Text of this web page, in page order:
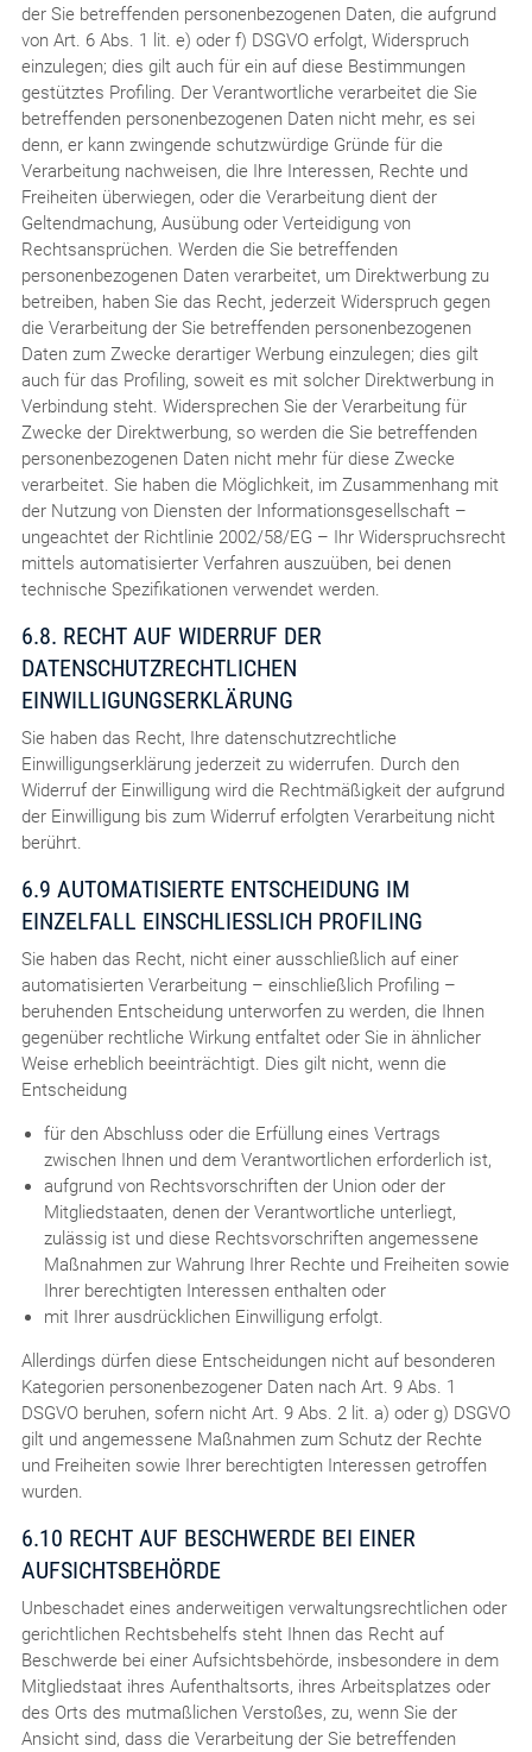
der Sie betreffenden personenbezogenen Daten, die aufgrund
von Art. 6 Abs. 1 lit. e) oder f) DSGVO erfolgt, Widerspruch
einzulegen; dies gilt auch für ein auf diese Bestimmungen
gestütztes Profiling. Der Verantwortliche verarbeitet die Sie
betreffenden personenbezogenen Daten nicht mehr, es sei
denn, er kann zwingende schutzwürdige Gründe für die
Verarbeitung nachweisen, die Ihre Interessen, Rechte und
Freiheiten überwiegen, oder die Verarbeitung dient der
Geltendmachung, Ausübung oder Verteidigung von
Rechtsansprüchen. Werden die Sie betreffenden
personenbezogenen Daten verarbeitet, um Direktwerbung zu
betreiben, haben Sie das Recht, jederzeit Widerspruch gegen
die Verarbeitung der Sie betreffenden personenbezogenen
Daten zum Zwecke derartiger Werbung einzulegen; dies gilt
auch für das Profiling, soweit es mit solcher Direktwerbung in
Verbindung steht. Widersprechen Sie der Verarbeitung für
Zwecke der Direktwerbung, so werden die Sie betreffenden
personenbezogenen Daten nicht mehr für diese Zwecke
verarbeitet. Sie haben die Möglichkeit, im Zusammenhang mit
der Nutzung von Diensten der Informationsgesellschaft –
ungeachtet der Richtlinie 2002/58/EG – Ihr Widerspruchsrecht
mittels automatisierter Verfahren auszuüben, bei denen
technische Spezifikationen verwendet werden.
6.8. RECHT AUF WIDERRUF DER
DATENSCHUTZRECHTLICHEN
EINWILLIGUNGSERKLÄRUNG
Sie haben das Recht, Ihre datenschutzrechtliche
Einwilligungserklärung jederzeit zu widerrufen. Durch den
Widerruf der Einwilligung wird die Rechtmäßigkeit der aufgrund
der Einwilligung bis zum Widerruf erfolgten Verarbeitung nicht
berührt.
6.9 AUTOMATISIERTE ENTSCHEIDUNG IM
EINZELFALL EINSCHLIESSLICH PROFILING
Sie haben das Recht, nicht einer ausschließlich auf einer
automatisierten Verarbeitung – einschließlich Profiling –
beruhenden Entscheidung unterworfen zu werden, die Ihnen
gegenüber rechtliche Wirkung entfaltet oder Sie in ähnlicher
Weise erheblich beeinträchtigt. Dies gilt nicht, wenn die
Entscheidung
für den Abschluss oder die Erfüllung eines Vertrags
zwischen Ihnen und dem Verantwortlichen erforderlich ist,
aufgrund von Rechtsvorschriften der Union oder der
Mitgliedstaaten, denen der Verantwortliche unterliegt,
zulässig ist und diese Rechtsvorschriften angemessene
Maßnahmen zur Wahrung Ihrer Rechte und Freiheiten sowie
Ihrer berechtigten Interessen enthalten oder
mit Ihrer ausdrücklichen Einwilligung erfolgt.
Allerdings dürfen diese Entscheidungen nicht auf besonderen
Kategorien personenbezogener Daten nach Art. 9 Abs. 1
DSGVO beruhen, sofern nicht Art. 9 Abs. 2 lit. a) oder g) DSGVO
gilt und angemessene Maßnahmen zum Schutz der Rechte
und Freiheiten sowie Ihrer berechtigten Interessen getroffen
wurden.
6.10 RECHT AUF BESCHWERDE BEI EINER
AUFSICHTSBEHÖRDE
Unbeschadet eines anderweitigen verwaltungsrechtlichen oder
gerichtlichen Rechtsbehelfs steht Ihnen das Recht auf
Beschwerde bei einer Aufsichtsbehörde, insbesondere in dem
Mitgliedstaat ihres Aufenthaltsorts, ihres Arbeitsplatzes oder
des Orts des mutmaßlichen Verstoßes, zu, wenn Sie der
Ansicht sind, dass die Verarbeitung der Sie betreffenden